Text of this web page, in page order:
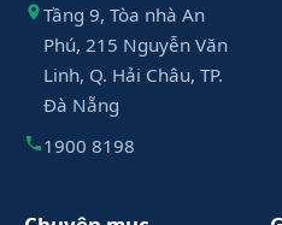
Tầng 9, Tòa nhà An
Phú, 215 Nguyễn Văn
Linh, Q. Hải Châu, TP.
Đà Nẵng
1900 8198